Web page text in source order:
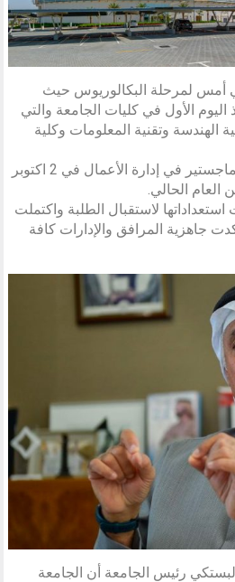
أمس لمرحلة البكالوريوس حيث
الأول في كليات الجامعة والتي
الهندسة وتقنية المعلومات وكلية
وتبدأ الدراسات المستمرة للماجستير في إدارة الأعمال في 2 اكتوبر
العام الحالي.
لاستقبال الطلبة واكتملت
جاهزية المرافق والإدارات كافة
رئيس الجامعة أن الجامعة